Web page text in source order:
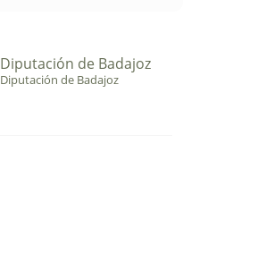
Diputación de Badajoz
Diputación de Badajoz